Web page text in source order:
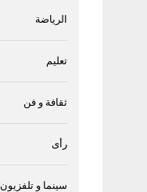
الرياضة
تعليم
ثقافة و فن
رأى
سينما و تلفزيون